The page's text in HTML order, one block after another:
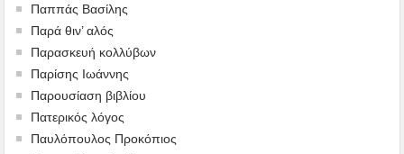
Παππάς Βασίλης
Παρά θιν’ αλός
Παρασκευή κολλύβων
Παρίσης Ιωάννης
Παρουσίαση βιβλίου
Πατερικός λόγος
Παυλόπουλος Προκόπιος